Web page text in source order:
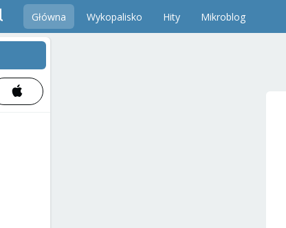
Główna Wykopalisko Hity Mikroblog